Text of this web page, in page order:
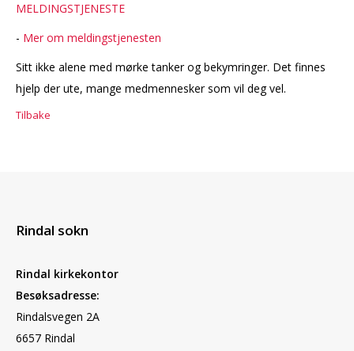
MELDINGSTJENESTE
- Mer om meldingstjenesten
Sitt ikke alene med mørke tanker og bekymringer. Det finnes
hjelp der ute, mange medmennesker som vil deg vel.
Tilbake
Rindal sokn
Rindal kirkekontor
Besøksadresse:
Rindalsvegen 2A
6657 Rindal